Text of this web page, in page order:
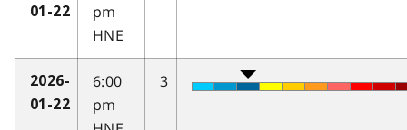
01-22
pm
HNE
2026-
01-22
6:00
pm
3